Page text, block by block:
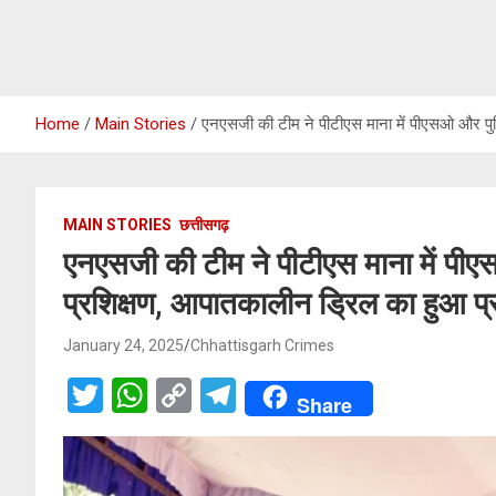
Home Main Stories एनएसजी की टीम ने पीटीएस माना में पीएसओ और
MAIN STORIES छत्तीसगढ़
एनएसजी की टीम ने पीटीएस माना में
प्रशिक्षण, आपातकालीन ड्रिल का हुआ
January 24, 2025 Chhattisgarh Crimes
T
wi
tt
W
h
at
C
o
py
T
el
Share